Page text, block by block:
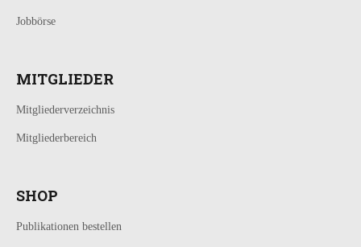
Jobbörse
MITGLIEDER
Mitgliederverzeichnis
Mitgliederbereich
SHOP
Publikationen bestellen